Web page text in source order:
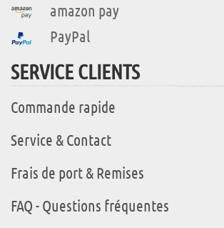
amazon pay
PayPal
SERVICE CLIENTS
Commande rapide
Service & Contact
Frais de port & Remises
FAQ - Questions fréquentes